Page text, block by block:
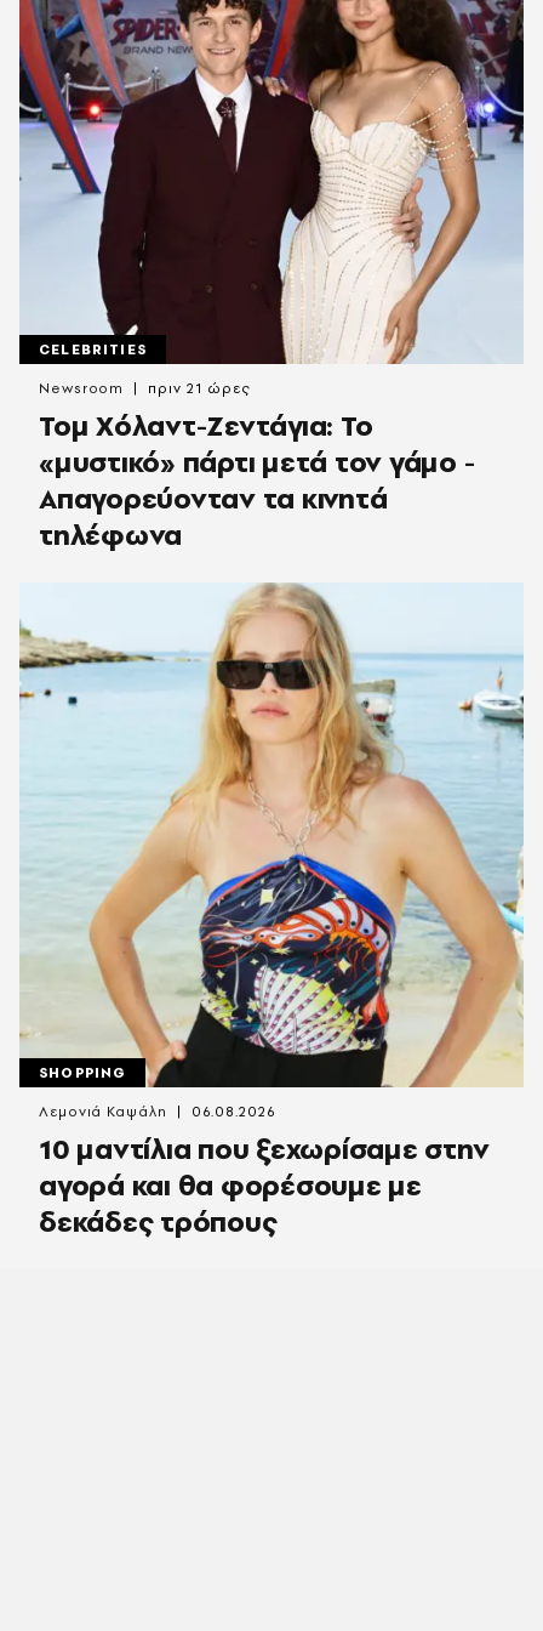
CELEBRITIES
Τομ Χόλαντ-Ζεντάγια: Το
«μυστικό» πάρτι μετά τον γάμο -
Απαγορεύονταν τα κινητά
τηλέφωνα
Newsroom πριν 21 ώρες
SHOPPING
10 μαντίλια που ξεχωρίσαμε στην
αγορά και θα φορέσουμε με
δεκάδες τρόπους
Λεμονιά Καψάλη 06.08.2026